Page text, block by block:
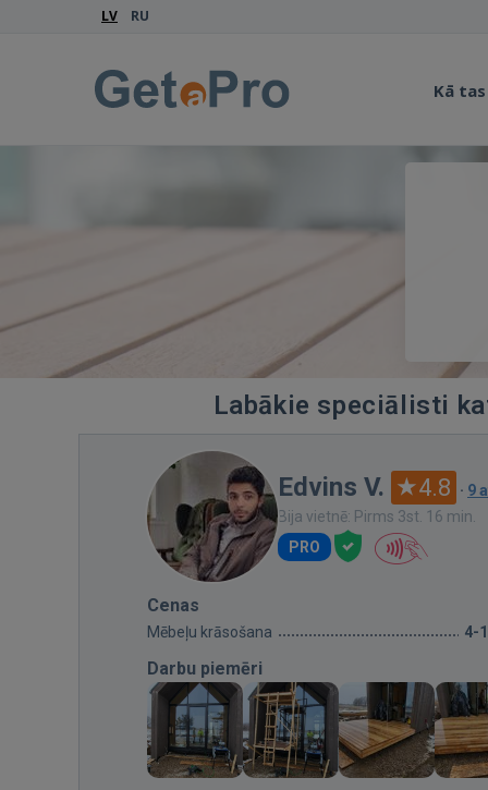
LV RU
Kā
Labākie speciālisti
Edvins V. 4.8 · 9
Bija vietnē: Pirms 3st. 16 min.
PRO
Cenas
Mēbeļu krāsošana 4-
Darbu piemēri